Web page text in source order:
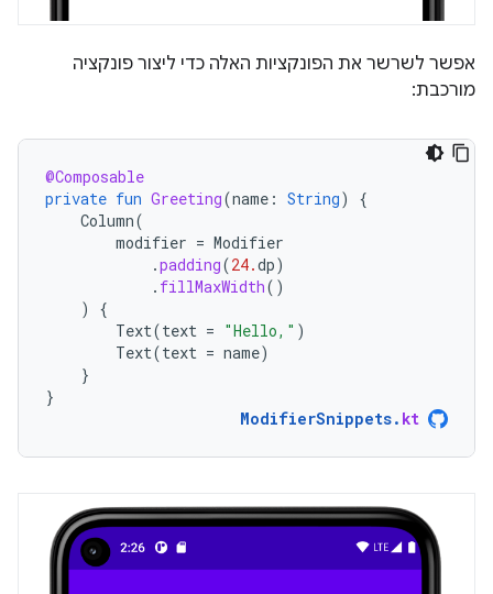
אפשר לשרשר את הפונקציות האלה כדי ליצור פונקציה
מורכבת:
@Composable
private fun Greeting(name : String)
{
Column(
modifier = Modifier
.padding(24.dp)
. fillMaxWidth()
)
{
Text(text = "Hello," )
Text(text = name)
}
}
ModifierSnippets. kt